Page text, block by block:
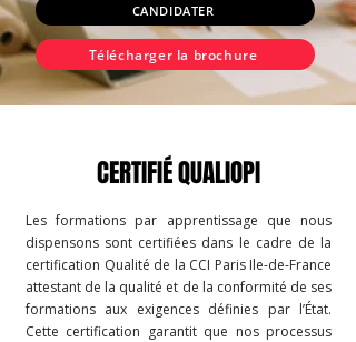
CANDIDATER
Télécharger la brochure
CERTIFIÉ QUALIOPI
Les formations par apprentissage que nous
dispensons sont certifiées dans le cadre de la
certification Qualité de la CCI Paris Ile-de-France
attestant de la qualité et de la conformité de ses
formations aux exigences définies par l’État.
Cette certification garantit que nos processus